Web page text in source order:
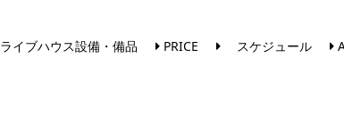
ライブハウス設備・備品 PRICE スケジュール